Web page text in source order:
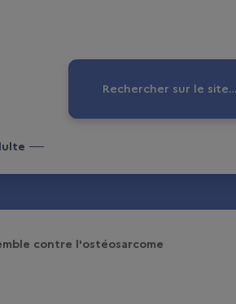
Rechercher sur le site…
contre l'ostéosarcome